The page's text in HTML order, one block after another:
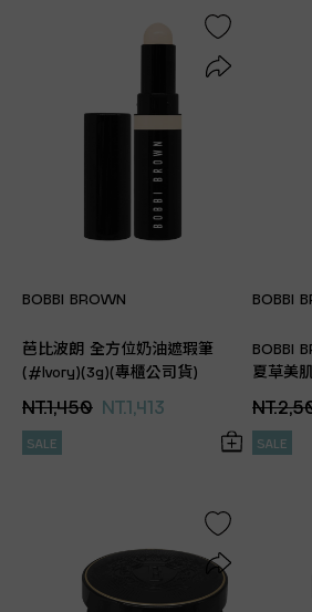
BOBBI BROWN
芭比波朗 全方位奶油遮瑕筆
(#lvory)(3g)(專櫃公司貨)
NT.1,450 NT.1,413
SALE
BOBBI
BOBBI
夏草美
SALE